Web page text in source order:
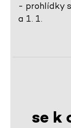
- prohlídky
a 1. 1.
se k